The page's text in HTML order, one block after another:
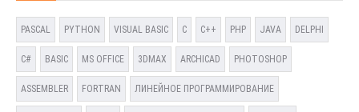
PASCAL PYTHON VISUAL BASIC C C++ PHP JAVA DELPHI
C# BASIC MS OFFICE 3DMAX ARCHICAD PHOTOSHOP
ASSEMBLER FORTRAN ЛИНЕЙНОЕ ПРОГРАММИРОВАНИЕ